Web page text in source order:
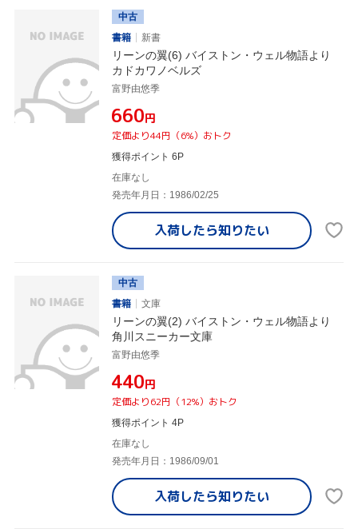
中古
書籍
新書
リーンの翼(6) バイストン・ウェル物語より
カドカワノベルズ
富野由悠季
¥660円
定価より44円（6%）おトク
獲得ポイント 6P
在庫なし
発売年月日：1986/02/25
入荷したら知りたい
中古
書籍
文庫
リーンの翼(2) バイストン・ウェル物語より
角川スニーカー文庫
富野由悠季
¥440円
定価より62円（12%）おトク
獲得ポイント 4P
在庫なし
発売年月日：1986/09/01
入荷したら知りたい